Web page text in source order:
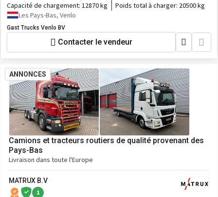
Capacité de chargement: 12870 kg Poids total à charger: 20500 kg
Les Pays-Bas, Venlo
Gast Trucks Venlo BV
Contacter le vendeur
ANNONCES
Camions et tracteurs routiers de qualité provenant des
Pays-Bas
Livraison dans toute l'Europe
MATRUX B.V
1